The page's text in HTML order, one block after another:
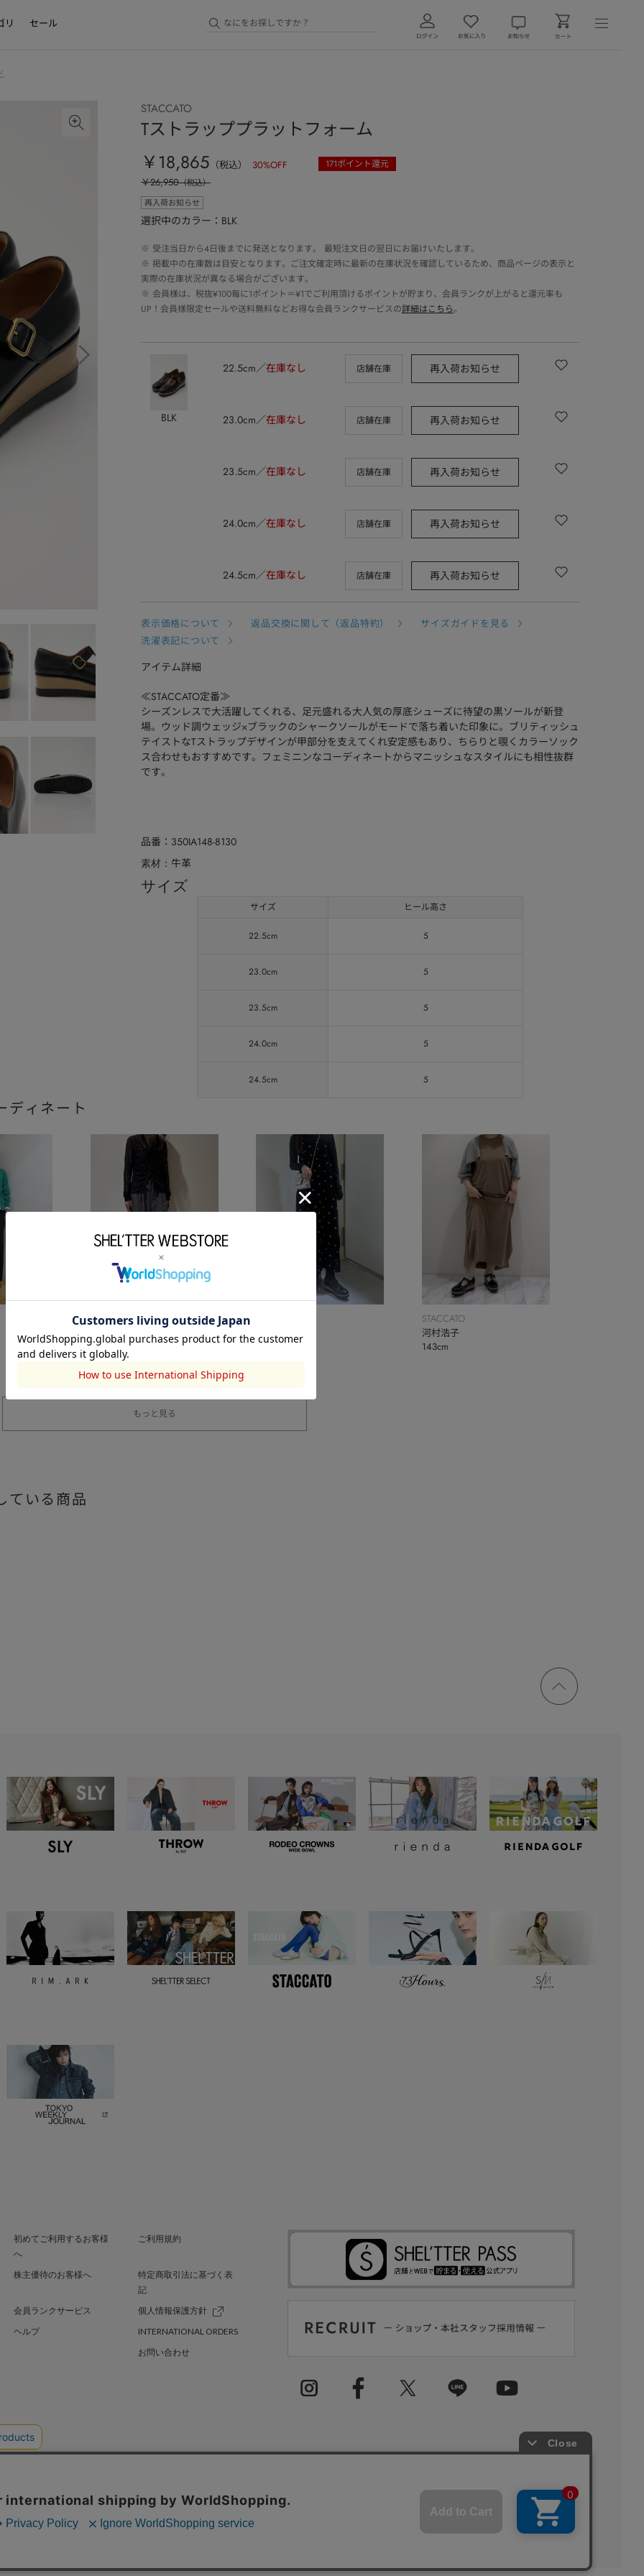
リ セール
STACCATO
Tストラッププラットフォーム
￥18,865 （税込） 30%OFF 171ポイント還元
￥26,950（税込）
再入荷お知らせ
選択中のカラー：BLK
※ 受注当日から4日後までに発送となります。 最短注文日の翌日にお届けいたします。
※ 掲載中の在庫数は目安となります。ご注文確定時に最新の在庫状況を確認しているため、商品ページの表示と
実際の在庫状況が異なる場合がございます。
※ 会員様は、税抜¥100毎に1ポイント＝¥1でご利用頂けるポイントが貯まり、会員ランクが上がると還元率も
UP！会員様限定セールや送料無料などお得な会員ランクサービスの詳細はこちら。
BLK
22.5cm 在庫なし 店舗在庫 再入荷お知らせ
23.0cm 在庫なし 店舗在庫 再入荷お知らせ
23.5cm 在庫なし 店舗在庫 再入荷お知らせ
24.0cm 在庫なし 店舗在庫 再入荷お知らせ
24.5cm 在庫なし 店舗在庫 再入荷お知らせ
表示価格について 返品交換に関して（返品特約）
サイズガイドを見る
洗濯表記について
アイテム詳細
≪STACCATO定番≫
シーズンレスで大活躍してくれる、足元盛れる大人気の厚底シューズに待望の黒ソールが新登
場。ウッド調ウェッジ×ブラックのシャークソールがモードで落ち着いた印象に。ブリティッシュ
テイストなTストラップデザインが甲部分を支えてくれ安定感もあり、ちらりと覗くカラーソック
ス合わせもおすすめです。フェミニンなコーディネートからマニッシュなスタイルにも相性抜群
です。
品番 350IA148-8130
素材 牛革
サイズ
サイズ ヒール高さ
22.5cm 5
23.0cm 5
23.5cm 5
24.0cm 5
24.5cm 5
ディネート
STACCATO
大谷澪
163cm
宮城直奈
168cm
STACCATO
河村浩子
143cm
もっと見る
ている商品
ページ
トップ
初めてご利用するお客様
へ
ご利用規約
株主優待のお客様へ
特定商取引法に基づく表
記
会員ランクサービス
個人情報保護方針
ヘルプ
INTERNATIONAL ORDERS
お問い合わせ
GREEN 採用情報